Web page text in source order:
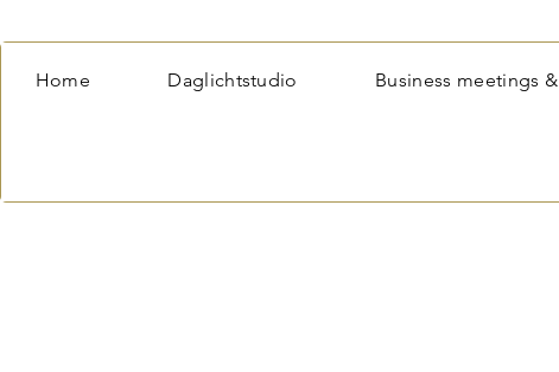
Home Daglichtstudio Business meetings